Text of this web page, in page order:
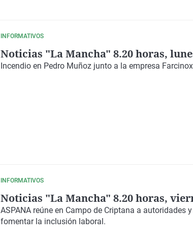
INFORMATIVOS
Noticias "La Mancha" 8.20 horas,
Incendio en Pedro Muñoz junto a la empresa
INFORMATIVOS
Noticias "La Mancha" 8.20 horas,
ASPANA reúne en Campo de Criptana a autoridades
fomentar la inclusión laboral.